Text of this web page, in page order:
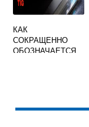
КАК
СОКРАЩЕННО
ОБОЗНАЧАЕТСЯ
СПОСОБОМ НИ